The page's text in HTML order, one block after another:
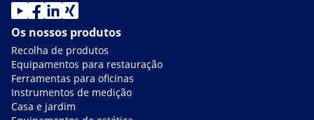
Os nossos produtos
Recolha de produtos
Equipamentos para restauração
Ferramentas para oficinas
Instrumentos de medição
Casa e jardim